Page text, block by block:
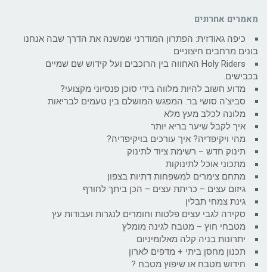
מאמרים אחרונים
כיפה גאודזית: הפתרון המודרני שמשנה את הדרך שבה אנחנו
בונים מרחבים חיצוניים
Holy Riders האחווה בין הרוכבים ועל קידוש שם שמיים
בכבישים.
מדוע חשוב להיות מלווה בידי סוכן פנסיוני מקצועי?
סביצ'ה סושי בר: המפגש המושלם בין טעמים לבריאות
מלונה לכלב מעץ מלא
איך לקבל שיער בריא יותר
מהי ויקיפדיה? איך עורכים בויקיפדיה?
תינוק חדש – רשימת ציוד לתינוק
מתכוני אוכל לתינוקות
מתחם צימרים למשפחות דתיות בצפון
גיזום עצים – כריתת עצים – הכן ביתך לחורף
גינת צמחי תבלין
סקירה לגבי עצים פלטות וחומרים לנגרות ועבודות עץ
מטבחי חוץ – מטבח לגינה מומלץ
יתרונות בניה קלה מאלומיניום
תכנון מחסן ביתי + מדפים לארון
חידוש מטבח או שיפוץ מטבח ?